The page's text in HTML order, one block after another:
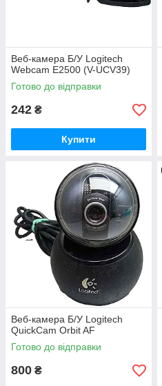
Веб-камера Б/У Logitech
Webcam E2500 (V-UCV39)
Готово до відправки
242 ₴
Купити
Веб-камера Б/У Logitech
QuickCam Orbit AF
Готово до відправки
800 ₴